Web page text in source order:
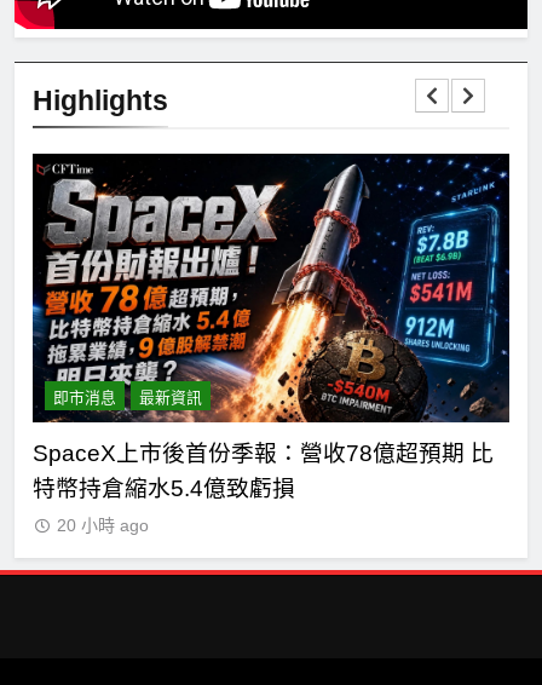
Highlights
即市消息 最新資訊
SpaceX上市後首份季報：營收78億超預期 比
特幣持倉縮水5.4億致虧損
20 小時 ago